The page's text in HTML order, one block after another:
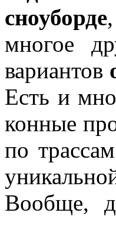
сноуборде
многое
вариантов
Есть и
конные
по
Вообще,